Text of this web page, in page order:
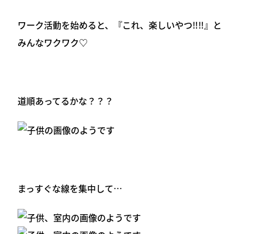
ワーク活動を始めると、『これ、楽しいやつ‼︎‼︎』と
みんなワクワク♡
道順あってるかな？？？
まっすぐな線を集中して…